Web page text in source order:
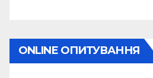
ONLINE ОПИТУВАННЯ